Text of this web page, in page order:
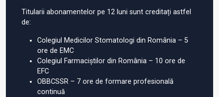
Titularii abonamentelor pe 12 luni sunt creditați astfel
de:
Colegiul Medicilor Stomatologi din România – 5
ore de EMC
Colegiul Farmaciștilor din România – 10 ore de
EFC
OBBCSSR – 7 ore de formare profesională
continuă